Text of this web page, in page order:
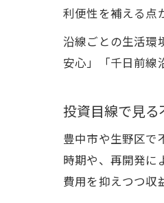
利便性を補える点
沿線ごとの生活環
安心」「千日前線
投資目線で見る
豊中市や生野区で
時期や、再開発に
費用を抑えつつ収